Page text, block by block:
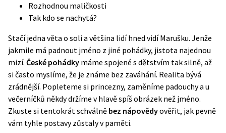
Rozhodnou maličkosti
Tak kdo se nachytá?
Stačí jedna věta o soli a většina lidí hned vidí Marušku. Jenže
jakmile má padnout jméno z jiné pohádky, jistota najednou
mizí. České pohádky máme spojené s dětstvím tak silně, až
si často myslíme, že je známe bez zaváhání. Realita bývá
zrádnější. Popleteme si princezny, zaměníme padouchy a u
večerníčků někdy držíme v hlavě spíš obrázek než jméno.
Zkuste si tentokrát schválně bez nápovědyověřit, jak pevně
vám tyhle postavy zůstaly v paměti.